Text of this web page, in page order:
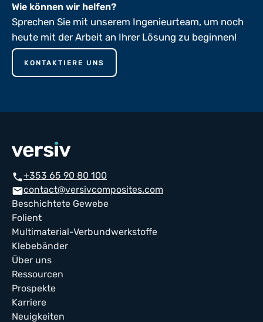
Wie können wir helfen?
Sprechen Sie mit unserem Ingenieurteam, um noch
heute mit der Arbeit an Ihrer Lösung zu beginnen!
KONTAKTIERE UNS
phone+353 65 90 80 100
mailcontact@versivcomposites.com
Beschichtete Gewebe
Folient
Multimaterial-Verbundwerkstoffe
Klebebänder
Über uns
Ressourcen
Prospekte
Karriere
Neuigkeiten